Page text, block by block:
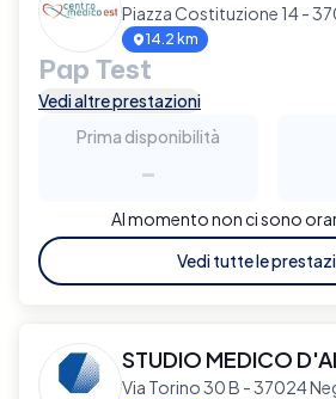
Piazza Costituzione 14 -
14.2 km
Pap Test
Vedi altre prestazioni
Prima disponibilità
-
Al momento non ci sono
Vedi tutte le
STUDIO MEDICO
Via Torino 30 B - 37024